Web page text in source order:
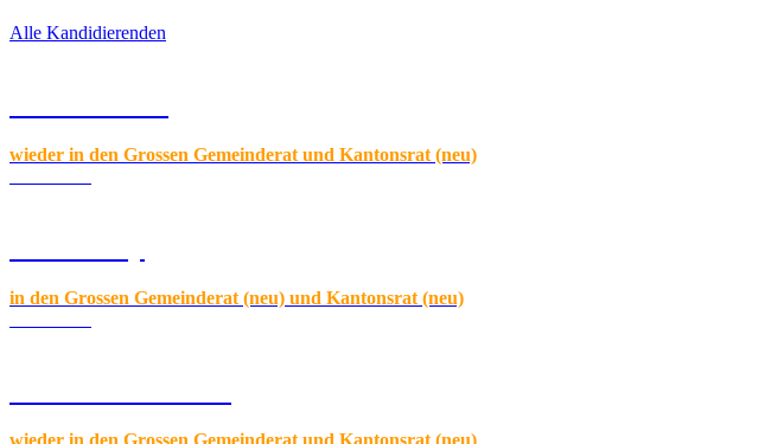
Alle Kandidierenden
wieder in den Grossen Gemeinderat und Kantonsrat (neu)
in den Grossen Gemeinderat (neu) und Kantonsrat (neu)